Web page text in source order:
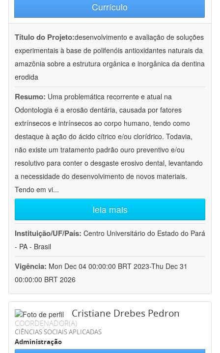
Currículo
Título do Projeto:desenvolvimento e avaliação de soluções
experimentais à base de polifenóis antioxidantes naturais da
amazônia sobre a estrutura orgânica e inorgânica da dentina
erodida
Resumo: Uma problemática recorrente e atual na
Odontologia é a erosão dentária, causada por fatores
extrínsecos e intrínsecos ao corpo humano, tendo como
destaque à ação do ácido cítrico e/ou clorídrico. Todavia,
não existe um tratamento padrão ouro preventivo e/ou
resolutivo para conter o desgaste erosivo dental, levantando
a necessidade do desenvolvimento de novos materiais.
Tendo em vi...
leia mais
Instituição/UF/País: Centro Universitário do Estado do Pará
- PA - Brasil
Vigência: Mon Dec 04 00:00:00 BRT 2023-Thu Dec 31
00:00:00 BRT 2026
Cristiane Drebes Pedron
COORDENADOR(A)
CIÊNCIAS SOCIAIS APLICADAS
Administração